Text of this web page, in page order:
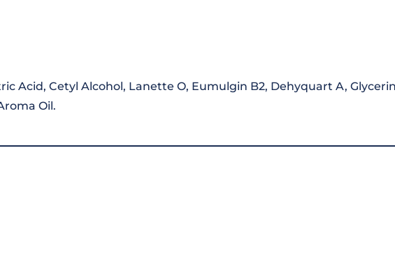
Acid, Cetyl Alcohol, Lanette O, Eumulgin B2, Dehyquart A,
Oil.